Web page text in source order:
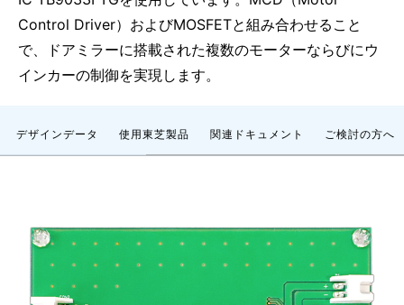
Control Driver）およびMOSFETと組み合わせること
で、ドアミラーに搭載された複数のモーターならびにウ
インカーの制御を実現します。
デザインデータ 使用東芝製品 関連ドキュメント ご検討の方へ